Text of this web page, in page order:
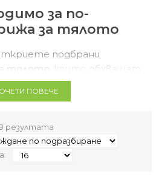
за по-
за тялото
подбрани
тялото
, които обхващат
– от свежест,
до сезонна защита и
, подхранващи
, надеждна
репеленти
ПОВЕЧЕ
резултата